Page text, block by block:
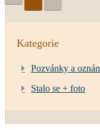
Kategorie
Pozvánky a
Stalo se + foto